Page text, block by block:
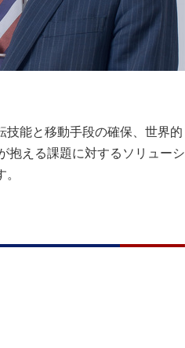
能と移動手段の確保、世界的
抱える課題に対するソリューシ